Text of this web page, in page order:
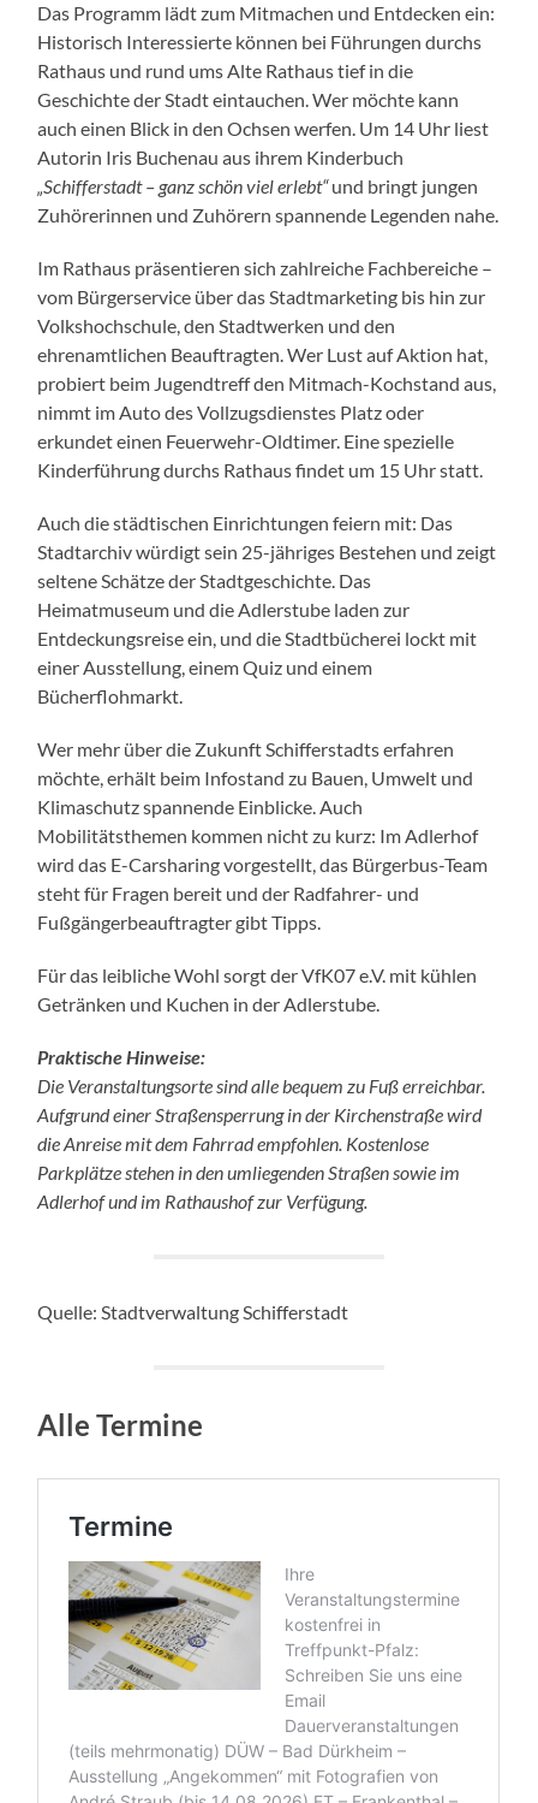
Das Programm lädt zum Mitmachen und Entdecken ein:
Historisch Interessierte können bei Führungen durchs
Rathaus und rund ums Alte Rathaus tief in die
Geschichte der Stadt eintauchen. Wer möchte kann
auch einen Blick in den Ochsen werfen. Um 14 Uhr liest
Autorin Iris Buchenau aus ihrem Kinderbuch
„Schifferstadt – ganz schön viel erlebt“und bringt jungen
Zuhörerinnen und Zuhörern spannende Legenden nahe.
Im Rathaus präsentieren sich zahlreiche Fachbereiche –
vom Bürgerservice über das Stadtmarketing bis hin zur
Volkshochschule, den Stadtwerken und den
ehrenamtlichen Beauftragten. Wer Lust auf Aktion hat,
probiert beim Jugendtreff den Mitmach-Kochstand aus,
nimmt im Auto des Vollzugsdienstes Platz oder
erkundet einen Feuerwehr-Oldtimer. Eine spezielle
Kinderführung durchs Rathaus findet um 15 Uhr statt.
Auch die städtischen Einrichtungen feiern mit: Das
Stadtarchiv würdigt sein 25-jähriges Bestehen und zeigt
seltene Schätze der Stadtgeschichte. Das
Heimatmuseum und die Adlerstube laden zur
Entdeckungsreise ein, und die Stadtbücherei lockt mit
einer Ausstellung, einem Quiz und einem
Bücherflohmarkt.
Wer mehr über die Zukunft Schifferstadts erfahren
möchte, erhält beim Infostand zu Bauen, Umwelt und
Klimaschutz spannende Einblicke. Auch
Mobilitätsthemen kommen nicht zu kurz: Im Adlerhof
wird das E-Carsharing vorgestellt, das Bürgerbus-Team
steht für Fragen bereit und der Radfahrer- und
Fußgängerbeauftragter gibt Tipps.
Für das leibliche Wohl sorgt der VfK07 e.V. mit kühlen
Getränken und Kuchen in der Adlerstube.
Praktische Hinweise:
Die Veranstaltungsorte sind alle bequem zu Fuß erreichbar.
Aufgrund einer Straßensperrung in der Kirchenstraße wird
die Anreise mit dem Fahrrad empfohlen. Kostenlose
Parkplätze stehen in den umliegenden Straßen sowie im
Adlerhof und im Rathaushof zur Verfügung.
Quelle: Stadtverwaltung Schifferstadt
Alle Termine